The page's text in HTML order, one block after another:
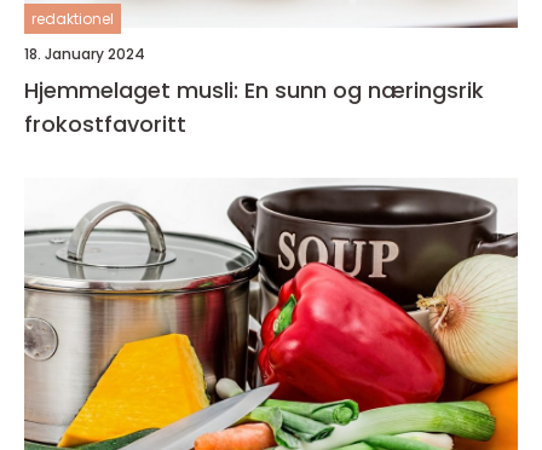
redaktionel
18. January 2024
Hjemmelaget musli: En sunn og næringsrik
frokostfavoritt